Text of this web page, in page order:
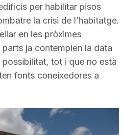
per habilitar pisos
la crisi de l’habitatge.
en les pròximes
ja contemplen la data
tot i que no està
fonts coneixedores a